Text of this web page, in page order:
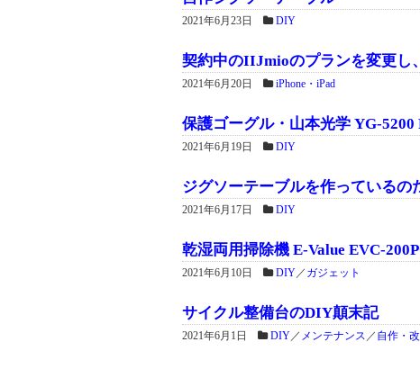
2021年6月23日 DIY
契約中のIIJmioのプランを変更し
2021年6月20日 iPhone・iPad
保護ゴーグル・山本光学 YG-5200
2021年6月19日 DIY
ジグソーテーブルを作っているの
2021年6月17日 DIY
乾湿両用掃除機 E-Value EVC-
2021年6月10日 DIY／ ガジェット
サイクル整備台のDIY顛末記
2021年6月1日 DIY／ メンテナンス ／ 自作・